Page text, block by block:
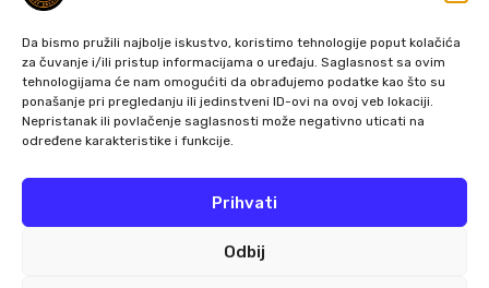
Da bismo pružili najbolje iskustvo, koristimo tehnologije poput kolačića
za čuvanje i/ili pristup informacijama o uređaju. Saglasnost sa ovim
tehnologijama će nam omogućiti da obrađujemo podatke kao što su
ponašanje pri pregledanju ili jedinstveni ID-ovi na ovoj veb lokaciji.
Nepristanak ili povlačenje saglasnosti može negativno uticati na
određene karakteristike i funkcije.
Prihvati
Odbij
>
Pratite nas